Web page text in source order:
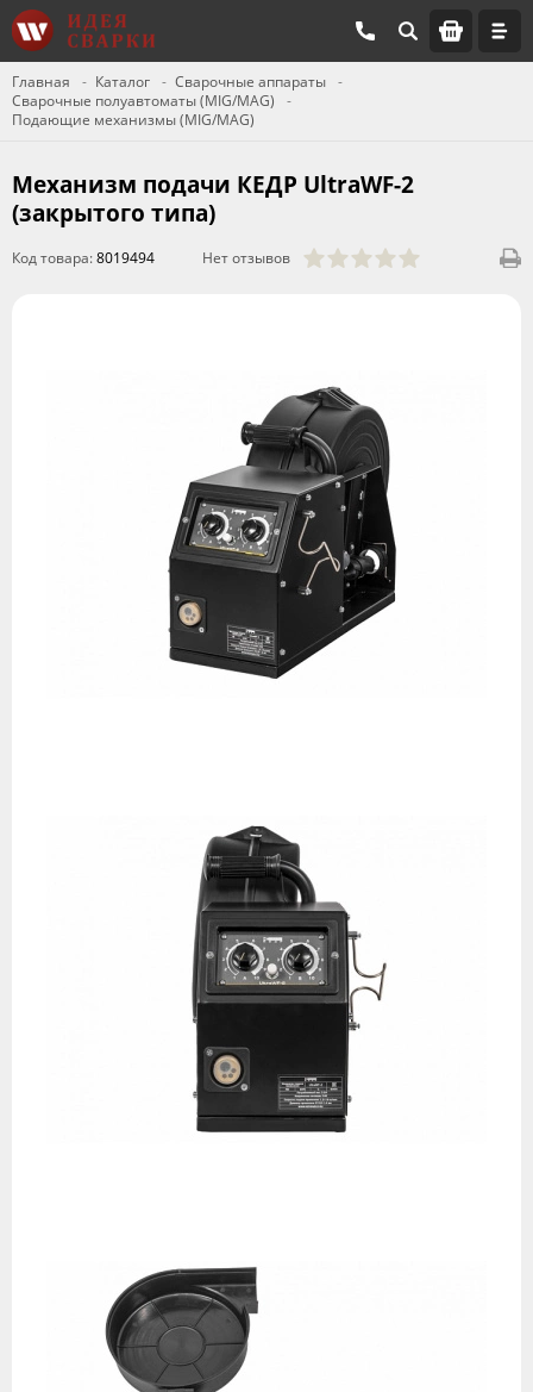
Главная Каталог
Сварочные аппараты
Сварочные полуавтоматы (MIG/MAG)
Подающие механизмы (MIG/MAG)
Механизм подачи КЕДР UltraWF-2
(закрытого типа)
Код товара:8019494 Нет отзывов